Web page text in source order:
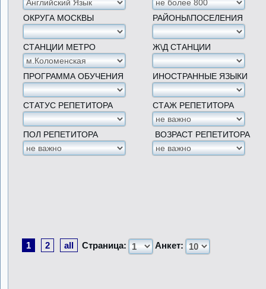
ОКРУГА МОСКВЫ РАЙОНЫ\ПОСЕЛЕНИЯ
СТАНЦИИ МЕТРО Ж\Д СТАНЦИИ
ПРОГРАММА ОБУЧЕНИЯ ИНОСТРАННЫЕ ЯЗЫКИ
СТАТУС РЕПЕТИТОРА СТАЖ РЕПЕТИТОРА
ПОЛ РЕПЕТИТОРА ВОЗРАСТ РЕПЕТИТОРА
1 2 all Страница: Анкет: